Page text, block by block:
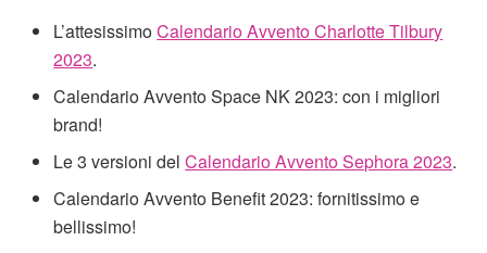
L’attesissimoCalendario Avvento Charlotte Tilbury
2023.
Calendario Avvento Space NK 2023: con i migliori
brand!
Le 3 versioni delCalendario Avvento Sephora 2023.
Calendario Avvento Benefit 2023: fornitissimo e
bellissimo!